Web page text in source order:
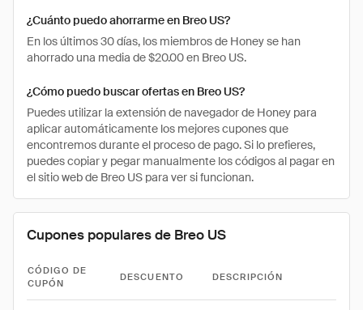
¿Cuánto puedo ahorrarme en Breo US?
En los últimos 30 días, los miembros de Honey se han
ahorrado una media de $20.00 en Breo US.
¿Cómo puedo buscar ofertas en Breo US?
Puedes utilizar la extensión de navegador de Honey para
aplicar automáticamente los mejores cupones que
encontremos durante el proceso de pago. Si lo prefieres,
puedes copiar y pegar manualmente los códigos al pagar en
el sitio web de Breo US para ver si funcionan.
Cupones populares de Breo US
CÓDIGO DE
CUPÓN
DESCUENTO DESCRIPCIÓN